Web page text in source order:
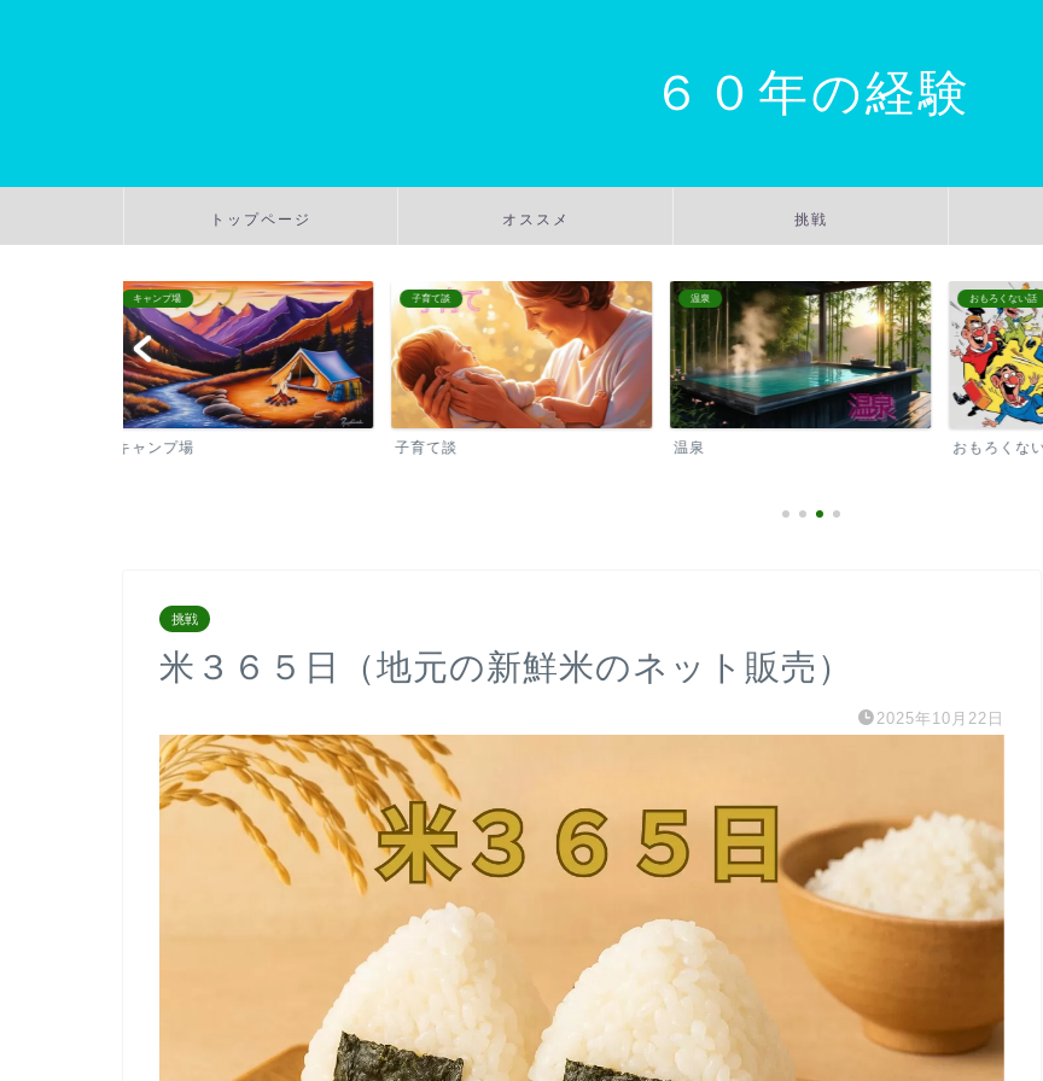
６０年の経験
トップページ オススメ 挑戦
子育て談
子育て談
温泉
温泉
おもろくない話
おもろくない話
キャンプ場
キャンプ場
挑戦
米３６５日（地元の新鮮米のネット販売）
2025年10月22日